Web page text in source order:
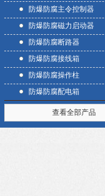
防爆防腐主令控制器
防爆防腐磁力启动器
防爆防腐断路器
防爆防腐接线箱
防爆防腐操作柱
防爆防腐配电箱
查看全部产品